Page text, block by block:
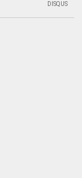
DISQUS